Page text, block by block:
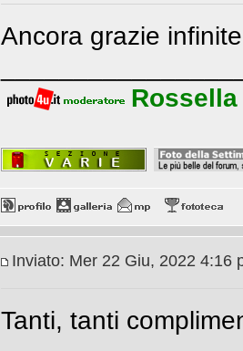
Ancora grazie
Rossella
Inviato: Mer 22 Giu, 2022 4:16
Tanti, tanti